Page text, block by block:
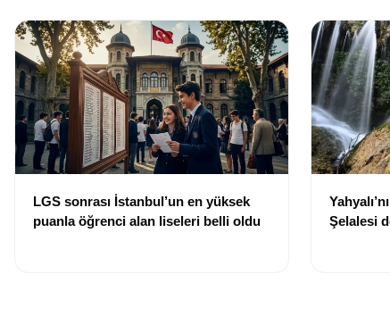
LGS sonrası İstanbul’un en yüksek
puanla öğrenci alan liseleri belli oldu
Şelalesi